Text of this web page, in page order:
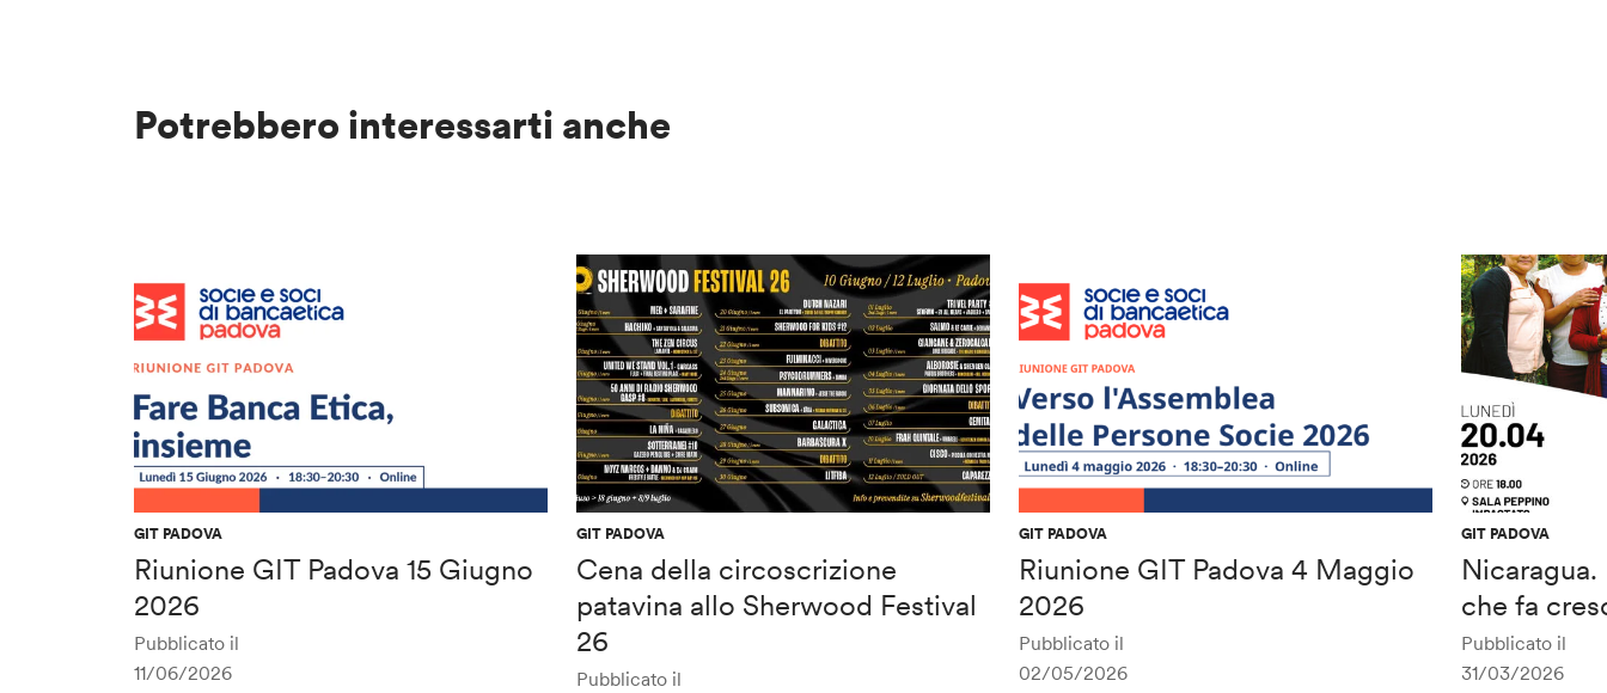
Potrebbero interessarti anche
GIT PADOVA
Riunione GIT Padova 15 Giugno
2026
Pubblicato il
11/06/2026
GIT PADOVA
Cena della circoscrizione
patavina allo Sherwood Festival
26
Pubblicato il
GIT PADOVA
Riunione GIT Padova 4 Maggio
2026
Pubblicato il
02/05/2026
GIT PADOVA
che fa
Pubblicato il
31/03/2026